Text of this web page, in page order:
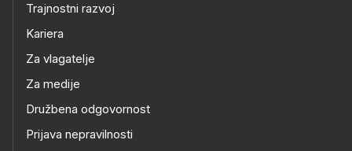
Trajnostni razvoj
Kariera
Za vlagatelje
Za medije
Družbena odgovornost
Prijava nepravilnosti